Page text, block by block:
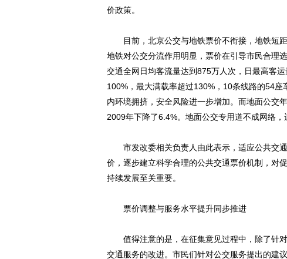
价政策。
目前，北京公交与地铁票价不衔接，地铁短距
地铁对公交分流作用明显，票价在引导市民合理
交通全网日均客流量达到875万人次，日最高客
100%，最大满载率超过130%，10条线路的54
内环境拥挤，安全风险进一步增加。而地面公交
2009年下降了6.4%。地面公交专用道不成网络
市发改委相关负责人由此表示，适应公共交通
价，逐步建立科学合理的公共交通票价机制，对
持续发展至关重要。
票价调整与服务水平提升同步推进
值得注意的是，在征集意见过程中，除了针对
交通服务的改进。市民们针对公交服务提出的建